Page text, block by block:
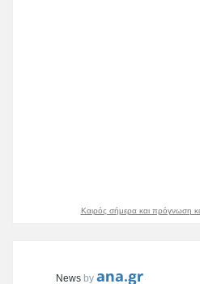
Καιρός σήμερα και πρόγνωση